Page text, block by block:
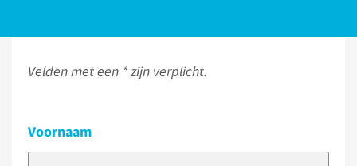
Velden met een * zijn verplicht.
Voornaam